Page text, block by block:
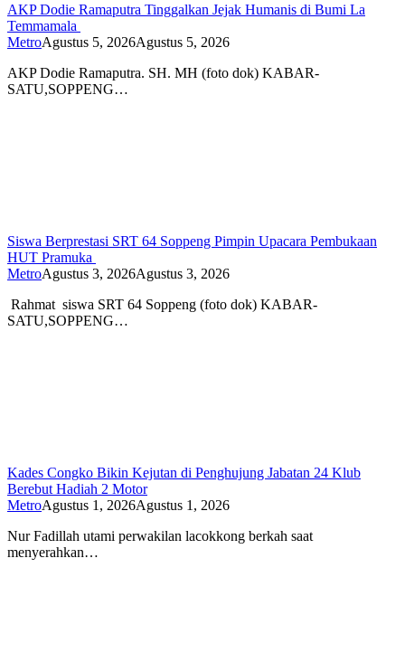
AKP Dodie Ramaputra Tinggalkan Jejak Humanis di Bumi La
Temmamala
MetroAgustus 5, 2026Agustus 5, 2026
AKP Dodie Ramaputra. SH. MH (foto dok) KABAR-
SATU,SOPPENG…
Siswa Berprestasi SRT 64 Soppeng Pimpin Upacara Pembukaan
HUT Pramuka
MetroAgustus 3, 2026Agustus 3, 2026
Rahmat siswa SRT 64 Soppeng (foto dok) KABAR-
SATU,SOPPENG…
Kades Congko Bikin Kejutan di Penghujung Jabatan 24 Klub
Berebut Hadiah 2 Motor
MetroAgustus 1, 2026Agustus 1, 2026
Nur Fadillah utami perwakilan lacokkong berkah saat
menyerahkan…